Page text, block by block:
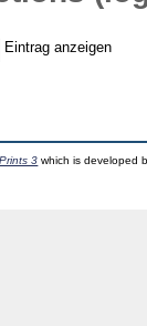
Eintrag anzeigen
3 which is developed